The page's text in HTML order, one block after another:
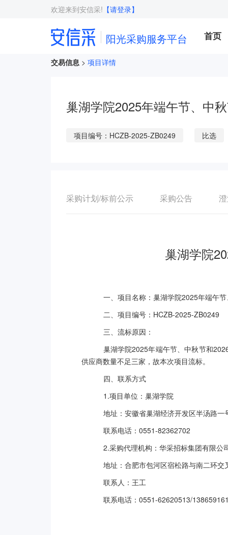
欢迎来到安信采! 【请登录】
阳光采购服务平台 首页
交易信息 > 项目详情
巢湖学院2025年端午节、中
项目编号：HCZB-2025-ZB0249 比选
采购计划/标前公示 采购公告
巢湖学院
一、项目名称：巢湖学院2025年端午
二、项目编号：HCZB-2025-ZB0249
三、流标原因：
巢湖学院2025年端午节、中秋节和
供应商数量不足三家，故本次项目流标。
四、联系方式
1.项目单位：巢湖学院
地址：安徽省巢湖经济开发区半汤路一
联系电话：0551-82362702
2.采购代理机构：华采招标集团有限公
地址：合肥市包河区宿松路与南二环交
联系人：王工
联系电话：0551-62620513/